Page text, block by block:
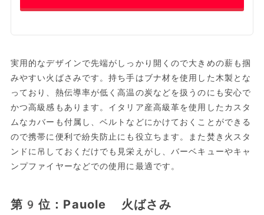
実用的なデザインで先端がしっかり開くので大きめの薪も掴
みやすい火ばさみです。持ち手はブナ材を使用した木製とな
っており、熱伝導率が低く高温の炭などを扱うのにも安心で
かつ高級感もあります。イタリア産高級革を使用したカスタ
ムなカバーも付属し、ベルトなどにかけておくことができる
ので携帯に便利で紛失防止にも役立ちます。また焚き火スタ
ンドに吊しておくだけでも見栄えがし、バーベキューやキャ
ンプファイヤーなどでの使用に最適です。
第9位：Pauole 火ばさみ